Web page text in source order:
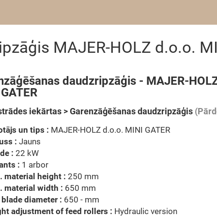
MAJER-HOLZ d.o.o.
daudzripzāģis - MAJER-
iekārtas > Garenzāģēšanas daudzripzāģis
un tips : MAJER-HOLZ d.o.o. MINI GATER
: Jauns
: 22 kW
: 1 arbor
material height : 250 mm
material width : 650 mm
blade diameter : 650 - mm
adjustment of feed rollers : Hydraulic version